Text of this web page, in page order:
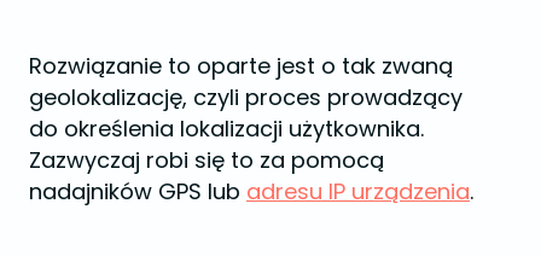
Rozwiązanie to oparte jest o tak zwaną
geolokalizację, czyli proces prowadzący
do określenia lokalizacji użytkownika.
Zazwyczaj robi się to za pomocą
nadajników GPS lub adresu IP urządzenia.